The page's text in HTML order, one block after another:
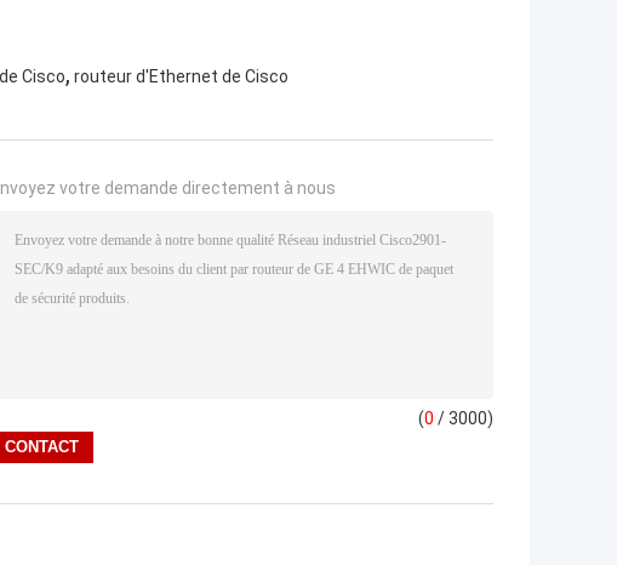
Cisco, routeur d'Ethernet de Cisco
votre demande directement à nous
(0 / 3000)